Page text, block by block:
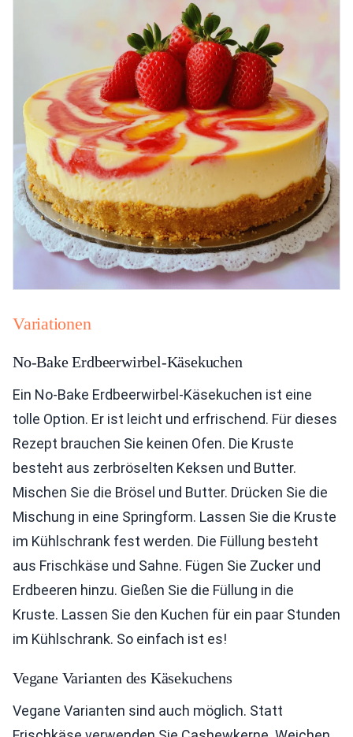
Variationen
No-Bake Erdbeerwirbel-Käsekuchen
Ein No-Bake Erdbeerwirbel-Käsekuchen ist eine
tolle Option. Er ist leicht und erfrischend. Für dieses
Rezept brauchen Sie keinen Ofen. Die Kruste
besteht aus zerbröselten Keksen und Butter.
Mischen Sie die Brösel und Butter. Drücken Sie die
Mischung in eine Springform. Lassen Sie die Kruste
im Kühlschrank fest werden. Die Füllung besteht
aus Frischkäse und Sahne. Fügen Sie Zucker und
Erdbeeren hinzu. Gießen Sie die Füllung in die
Kruste. Lassen Sie den Kuchen für ein paar Stunden
im Kühlschrank. So einfach ist es!
Vegane Varianten des Käsekuchens
Vegane Varianten sind auch möglich. Statt